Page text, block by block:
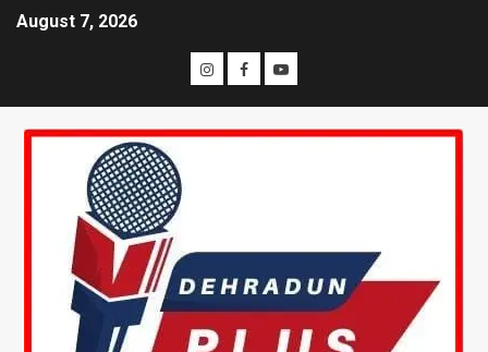
August 7, 2026